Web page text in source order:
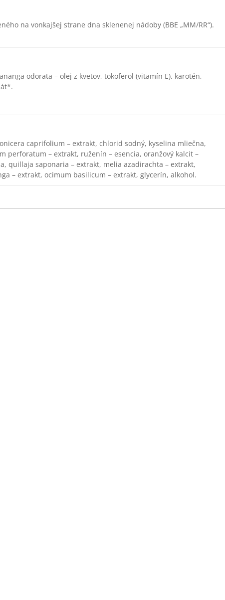
na vonkajšej strane dna sklenenej nádoby (BBE „MM/RR“).
odorata – olej z kvetov, tokoferol (vitamín E), karotén,
caprifolium – extrakt, chlorid sodný, kyselina mliečna,
perforatum – extrakt, ruženín – esencia, oranžový kalcit –
quillaja saponaria – extrakt, melia azadirachta – extrakt,
– extrakt, ocimum basilicum – extrakt, glycerín, alkohol.